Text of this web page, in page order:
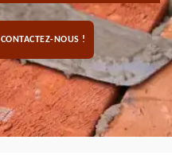
CONTACTEZ-NOUS !